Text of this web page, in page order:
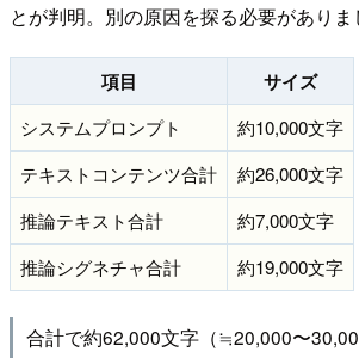
とが判明。別の原因を探る必要がありま
項目 サイズ
システムプロンプト
約10,000文字
テキストコンテンツ合計
約26,000文字
推論テキスト合計
約7,000文字
推論シグネチャ合計
約19,000文字
合計で約62,000文字（≒20,000〜